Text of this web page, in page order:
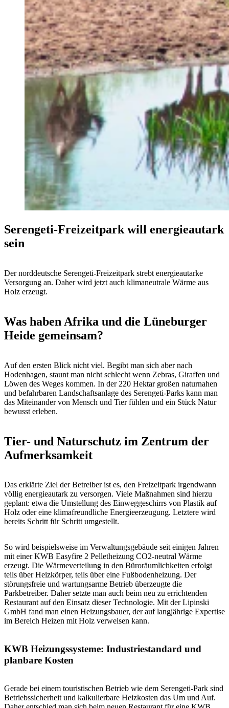
Serengeti-Freizeitpark will energieautark
sein
Der norddeutsche Serengeti-Freizeitpark strebt energieautarke
Versorgung an. Daher wird jetzt auch klimaneutrale Wärme aus
Holz erzeugt.
Was haben Afrika und die Lüneburger
Heide gemeinsam?
Auf den ersten Blick nicht viel. Begibt man sich aber nach
Hodenhagen, staunt man nicht schlecht wenn Zebras, Giraffen und
Löwen des Weges kommen. In der 220 Hektar großen naturnahen
und befahrbaren Landschaftsanlage des Serengeti-Parks kann man
das Miteinander von Mensch und Tier fühlen und ein Stück Natur
bewusst erleben.
Tier- und Naturschutz im Zentrum der
Aufmerksamkeit
Das erklärte Ziel der Betreiber ist es, den Freizeitpark irgendwann
völlig energieautark zu versorgen. Viele Maßnahmen sind hierzu
geplant: etwa die Umstellung des Einweggeschirrs von Plastik auf
Holz oder eine klimafreundliche Energieerzeugung. Letztere wird
bereits Schritt für Schritt umgestellt.
So wird beispielsweise im Verwaltungsgebäude seit einigen Jahren
mit einer KWB Easyfire 2 Pelletheizung CO2-neutral Wärme
erzeugt. Die Wärmeverteilung in den Büroräumlichkeiten erfolgt
teils über Heizkörper, teils über eine Fußbodenheizung. Der
störungsfreie und wartungsarme Betrieb überzeugte die
Parkbetreiber. Daher setzte man auch beim neu zu errichtenden
Restaurant auf den Einsatz dieser Technologie. Mit der Lipinski
GmbH fand man einen Heizungsbauer, der auf langjährige Expertise
im Bereich Heizen mit Holz verweisen kann.
KWB Heizungssysteme: Industriestandard und
planbare Kosten
Gerade bei einem touristischen Betrieb wie dem Serengeti-Park sind
Betriebssicherheit und kalkulierbare Heizkosten das Um und Auf.